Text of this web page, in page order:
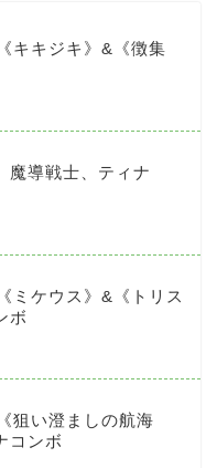
キキジキ》&《徴集
魔導戦士、ティナ
ミケウス》&《トリス
ボ
狙い澄ましの航海
コンボ